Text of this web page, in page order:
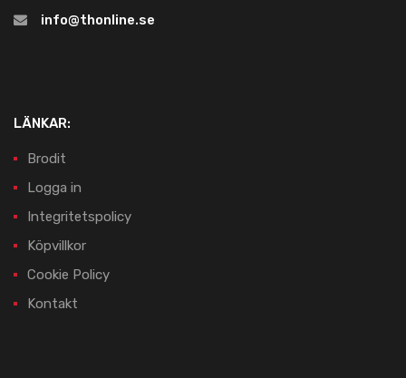
info@thonline.se
LÄNKAR:
Brodit
Logga in
Integritetspolicy
Köpvillkor
Cookie Policy
Kontakt